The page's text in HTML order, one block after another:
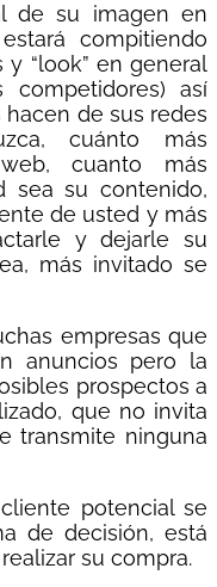
de su imagen en
compitiendo
“look” en general
así
de sus redes
cuánto más
cuanto más
sea su contenido,
de usted y más
y dejarle su
más invitado se
empresas que
anuncios pero la
prospectos a
que no invita
transmite ninguna
potencial se
de decisión, está
su compra.